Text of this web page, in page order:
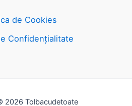
de Cookies
Confidențialitate
2026 Tolbacudetoate